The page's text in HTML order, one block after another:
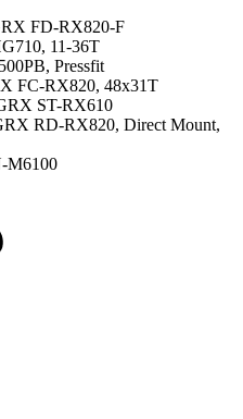
FD-RX820-F
11-36T
Pressfit
FC-RX820, 48x31T
ST-RX610
RD-RX820, Direct Mount,
M6100